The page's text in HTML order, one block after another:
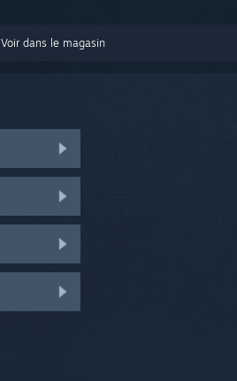
Voir dans le magasin